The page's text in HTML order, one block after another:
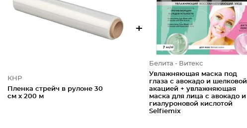
КНР
Пленка стрейч в рулоне 30
см х 200 м
+
Белита - Витекс
Увлажняющая маска под
глаза с авокадо и шелковой
акацией + увлажняющая
маска для лица с авокадо и
гиалуроновой кислотой
Selfiemix